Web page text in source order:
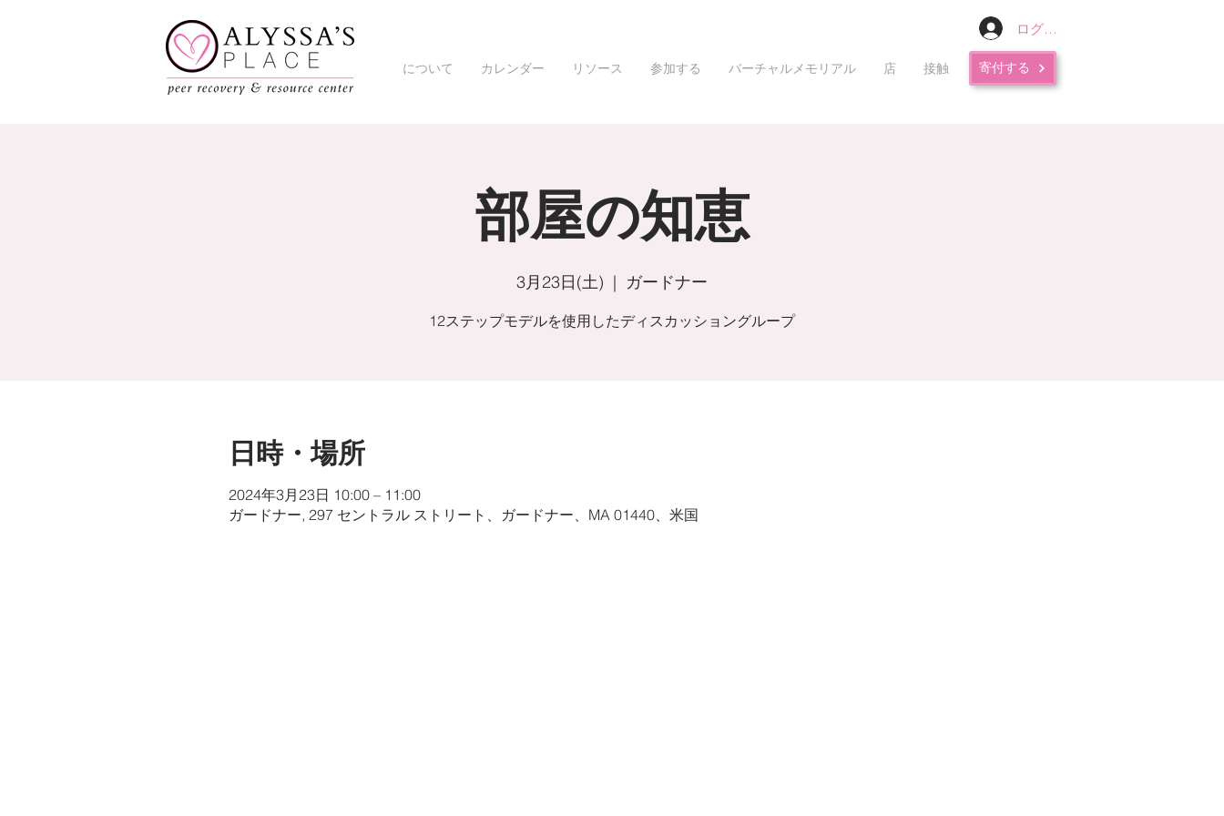
ログイン
について カレンダー リソース 参加する バーチャルメモリアル 店 接触 寄付する
部屋の知恵
3月23日(土)
  |
ガードナー
12ステップモデルを使用したディスカッショングループ
日時・場所
2024年3月23日 10:00 – 11:00
ガードナー, 297 セントラル ストリート、ガードナー、MA 01440、米国